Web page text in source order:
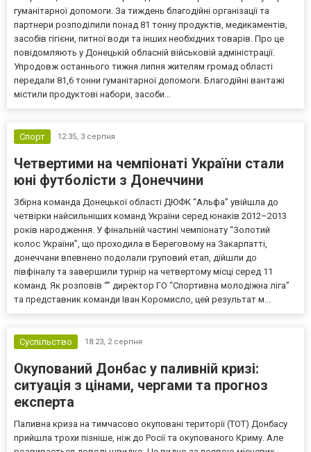
гуманітарної допомоги. За тиждень благодійні організації та
партнери розподілили понад 81 тонну продуктів, медикаментів,
засобів гігієни, питної води та інших необхідних товарів. Про це
повідомляють у Донецькій обласній військовій адміністрації.
Упродовж останнього тижня липня жителям громад області
передали 81,6 тонни гуманітарної допомоги. Благодійні вантажі
містили продуктові набори, засоби...
Спорт 12:35, 3 серпня
Четвертими на чемпіонаті України стали
юні футболісти з Донеччини
Збірна команда Донецької області ДЮФК “Альфа” увійшла до
четвірки найсильніших команд України серед юнаків 2012–2013
років народження. У фінальній частині чемпіонату “Золотий
колос України”, що проходила в Береговому на Закарпатті,
донеччани впевнено подолали груповий етап, дійшли до
півфіналу та завершили турнір на четвертому місці серед 11
команд. Як розповів “” директор ГО “Спортивна молодіжна ліга”
та представник команди Іван Коромисло, цей результат м...
Суспільство 18:23, 2 серпня
Окупований Донбас у паливній кризі:
ситуація з цінами, чергами та прогноз
експерта
Паливна криза на тимчасово окуповані території (ТОТ) Донбасу
прийшла трохи пізніше, ніж до Росії та окупованого Криму. Але